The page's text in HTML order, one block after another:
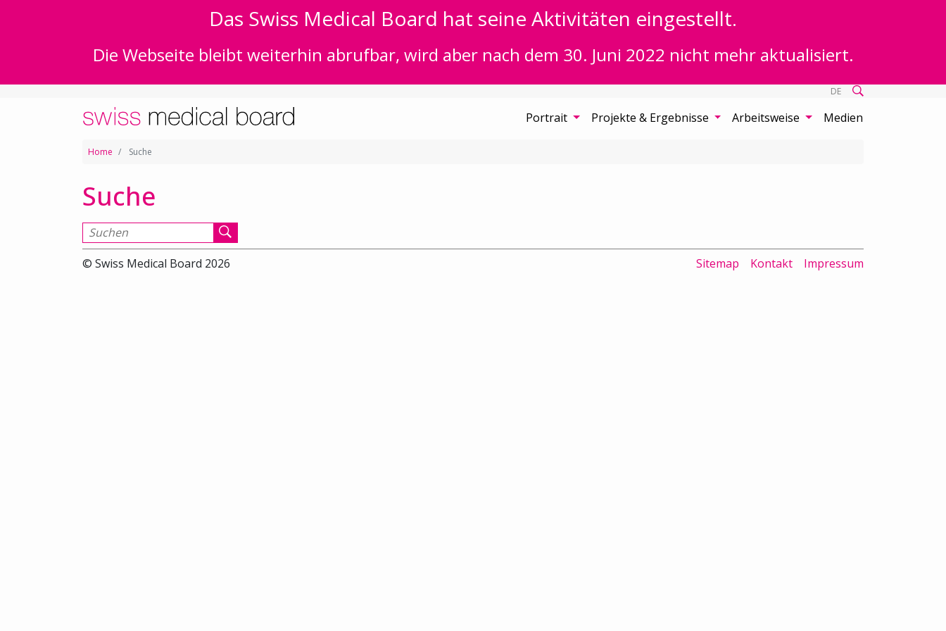
Das Swiss Medical Board hat seine Aktivitäten eingestellt.
Die Webseite bleibt weiterhin abrufbar, wird aber nach dem 30. Juni 2022 nicht mehr aktualisiert.
DE
Portrait Projekte & Ergebnisse Arbeitsweise Medien
Home Suche
Suche
Suchen nach
© Swiss Medical Board 2026 Sitemap Kontakt Impressum